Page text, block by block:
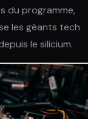
du programme,
les géants tech
le silicium.